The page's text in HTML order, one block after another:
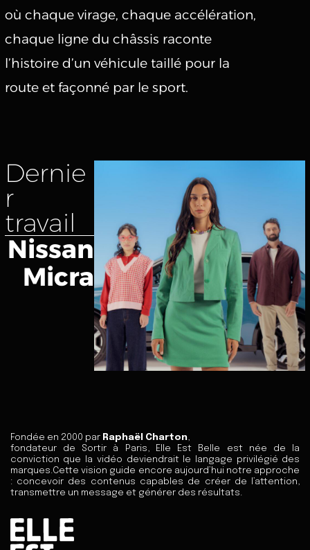
où chaque virage, chaque accélération,
chaque ligne du châssis raconte
l’histoire d’un véhicule taillé pour la
route et façonné par le sport.
Dernie
r
travail
Nissan
Micra
Fondée en 2000 par Raphaël Charton,
fondateur de Sortir à Paris, Elle Est Belle est née de la
conviction que la vidéo deviendrait le langage privilégié des
marques.Cette vision guide encore aujourd’hui notre approche
: concevoir des contenus capables de créer de l’attention,
transmettre un message et générer des résultats.